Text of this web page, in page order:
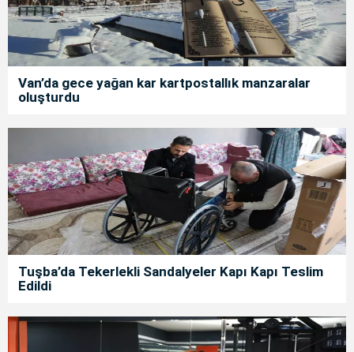
Van’da gece yağan kar kartpostallık manzaralar
oluşturdu
Tuşba’da Tekerlekli Sandalyeler Kapı Kapı Teslim
Edildi